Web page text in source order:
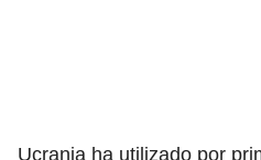
Ucrania ha utilizado por